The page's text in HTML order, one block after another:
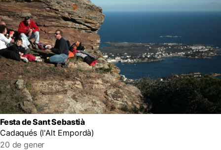
Festa de Sant Sebastià
Cadaqués (l'Alt Empordà)
20 de gener